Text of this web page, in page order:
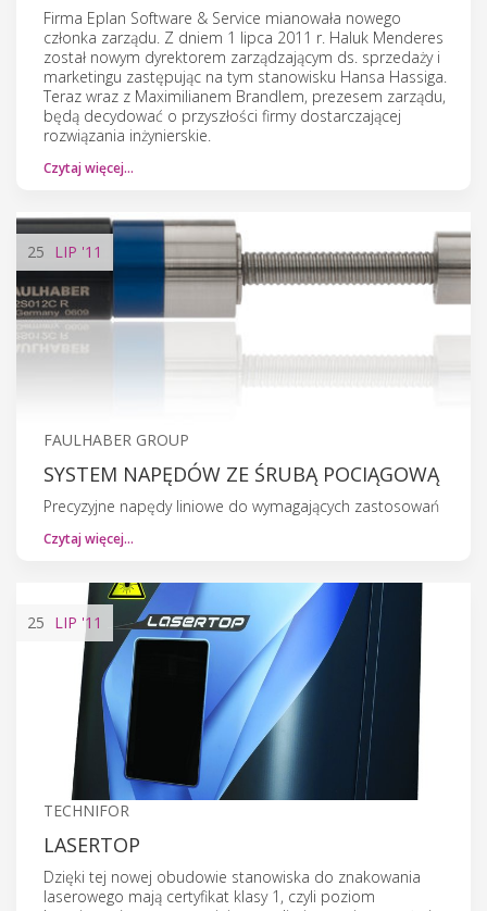
Firma Eplan Software & Service mianowała nowego
członka zarządu. Z dniem 1 lipca 2011 r. Haluk Menderes
został nowym dyrektorem zarządzającym ds. sprzedaży i
marketingu zastępując na tym stanowisku Hansa Hassiga.
Teraz wraz z Maximilianem Brandlem, prezesem zarządu,
będą decydować o przyszłości firmy dostarczającej
rozwiązania inżynierskie.
Czytaj więcej…
25 LIP '11
FAULHABER GROUP
SYSTEM NAPĘDÓW ZE ŚRUBĄ POCIĄGOWĄ
Precyzyjne napędy liniowe do wymagających zastosowań
Czytaj więcej…
25 LIP '11
TECHNIFOR
LASERTOP
Dzięki tej nowej obudowie stanowiska do znakowania
laserowego mają certyfikat klasy 1, czyli poziom